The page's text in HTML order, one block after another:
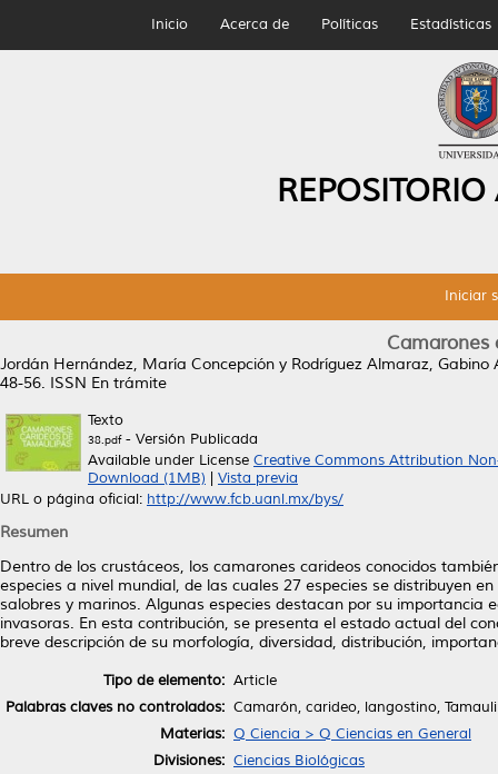
Inicio Acerca de Políticas Estadísticas
Iniciar
Camarones
Jordán Hernández, María Concepción y Rodríguez Almaraz, Gabino
48-56. ISSN En trámite
Texto
38.pdf- Versión Publicada
Available under License Creative Commons Attribution
Download (1MB)
Vista previa
URL o página oficial: http://www.fcb.uanl.mx/bys/
Resumen
Dentro de los crustáceos, los camarones carideos conocidos
especies a nivel mundial, de las cuales 27 especies se distribuyen
salobres y marinos. Algunas especies destacan por su importancia
invasoras. En esta contribución, se presenta el estado actual del
breve descripción de su morfología, diversidad, distribución,
Tipo de elemento: Article
Palabras claves no controlados: Camarón, carideo, langostino,
Materias: Q Ciencia > Q Ciencias en General
Divisiones: Ciencias Biológicas